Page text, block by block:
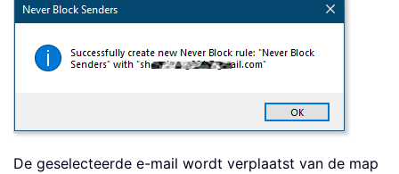
De geselecteerde e-mail wordt verplaatst van de map